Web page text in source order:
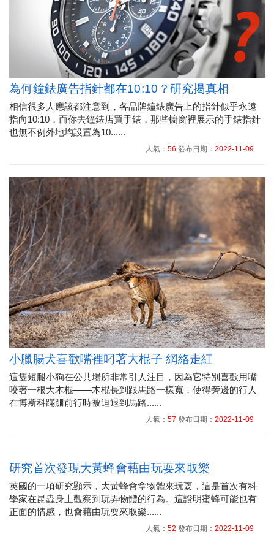
為何鐘錶廣告指針都在10:10？研究揭真相
相信很多人應該都注意到，各品牌鐘錶廣告上的指針似乎永遠
指向10:10，而你去鐘錶店買手錶，那些櫥窗裡展示的手錶指針
也無不例外地均設置為10......
人氣： 56 發布日期： 2022-11-09
小臘腸犬喜歡嘴裡叼著大棍子 網絡走紅
這隻短腿小狗在公共場所非常引人注目，因為它特別喜歡用嘴
咬著一根大木棍——木棍長到跟馬路一樣寬，使得旁邊的行人
在博斯科蹣跚前行時被迫退到馬路......
人氣： 57 發布日期： 2022-11-09
研究首次發現大黃蜂會藉由玩耍來取樂
英國的一項研究顯示，大黃蜂會拿物體來玩耍，這是首次有科
學家在昆蟲身上觀察到玩弄物體的行為。這證明蜜蜂可能也有
正面的情感，也會藉由玩耍來取樂......
人氣： 52 發布日期： 2022-11-09